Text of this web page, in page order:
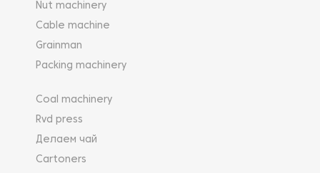
Nut machinery
Cable machine
Grainman
Packing machinery
Coal machinery
Rvd press
Делаем чай
Cartoners